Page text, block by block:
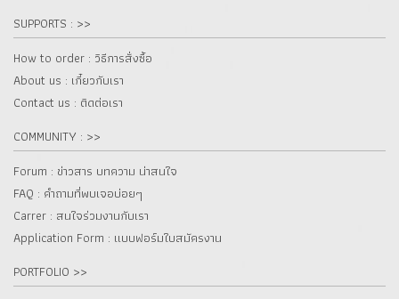
SUPPORTS : >>
How to order : วิธีการสั่งซื้อ
About us : เกี๋ยวกับเรา
Contact us : ติดต่อเรา
COMMUNITY : >>
Forum : ข่าวสาร บทความ น่าสนใจ
FAQ : คำถามที่พบเจอบ่อยๆ
Carrer : สนใจร่วมงานกับเรา
Application Form : แบบฟอร์มใบสมัครงาน
PORTFOLIO >>